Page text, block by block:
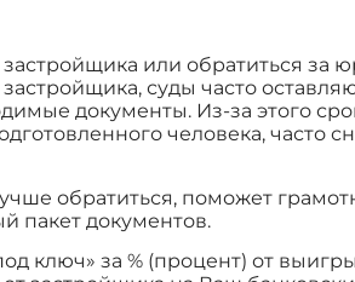
или обратиться за
суды часто
документы. Из-за этого
человека, часто
обратиться, поможет
пакет документов.
ключ» за % (процент) от